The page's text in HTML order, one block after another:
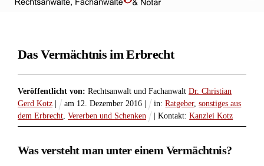
Das Vermächtnis im Erbrecht
Veröffentlicht von: Rechtsanwalt und Fachanwalt Dr. Christian
Gerd Kotz
am 12.Dezember 2016 in:Ratgeber,sonstiges aus
dem Erbrecht, Vererben und Schenken | Kontakt:Kanzlei Kotz
Was versteht man unter einem Vermächtnis?